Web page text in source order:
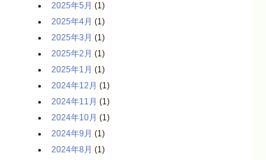
2025年5月 (1)
2025年4月 (1)
2025年3月 (1)
2025年2月 (1)
2025年1月 (1)
2024年12月 (1)
2024年11月 (1)
2024年10月 (1)
2024年9月 (1)
2024年8月 (1)